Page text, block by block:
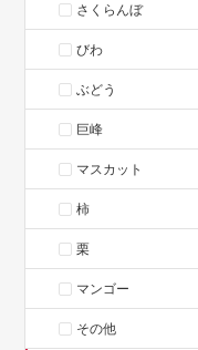
さくらんぼ
びわ
ぶどう
巨峰
マスカット
柿
栗
マンゴー
その他